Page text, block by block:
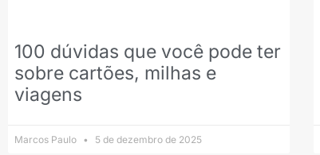
100 dúvidas que você pode ter
sobre cartões, milhas e
viagens
Marcos Paulo 5 de dezembro de 2025